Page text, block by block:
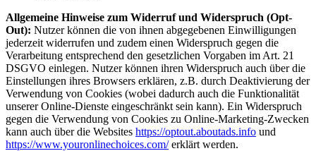
Allgemeine Hinweise zum Widerruf und Widerspruch (Opt-
Out): Nutzer können die von ihnen abgegebenen Einwilligungen
jederzeit widerrufen und zudem einen Widerspruch gegen die
Verarbeitung entsprechend den gesetzlichen Vorgaben im Art. 21
DSGVO einlegen. Nutzer können ihren Widerspruch auch über die
Einstellungen ihres Browsers erklären, z.B. durch Deaktivierung der
Verwendung von Cookies (wobei dadurch auch die Funktionalität
unserer Online-Dienste eingeschränkt sein kann). Ein Widerspruch
gegen die Verwendung von Cookies zu Online-Marketing-Zwecken
kann auch über die Websites https://optout.aboutads.info und
https://www.youronlinechoices.com/erklärt werden.